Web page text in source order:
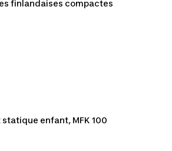
finlandaises compactes
statique enfant, MFK 100